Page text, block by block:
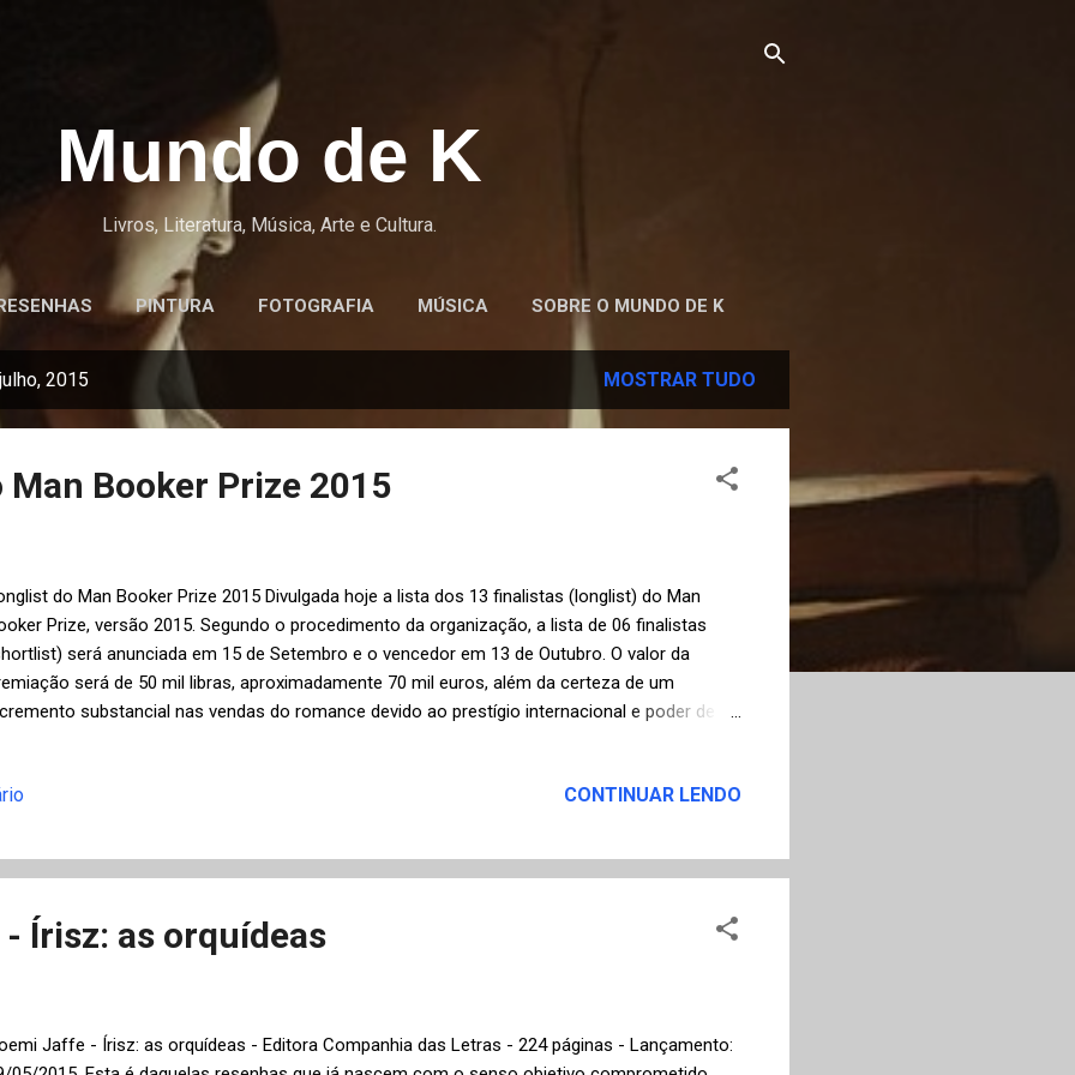
Mundo de K
Livros, Literatura, Música, Arte e Cultura.
PINTURA FOTOGRAFIA MÚSICA SOBRE O MUNDO DE K
2015 MOSTRAR TUDO
Booker Prize 2015
do Man Booker Prize 2015 Divulgada hoje a lista dos 13 finalistas (longlist) do Man
Prize, versão 2015. Segundo o procedimento da organização, a lista de 06 finalistas
será anunciada em 15 de Setembro e o vencedor em 13 de Outubro. O valor da
será de 50 mil libras, aproximadamente 70 mil euros, além da certeza de um
substancial nas vendas do romance devido ao prestígio internacional e poder de
no Reino Unido. Este ano, por exemplo, temos um jamaicano, Marlon James, selecionado
na violenta Jamaica dos anos setenta. Segue abaixo a relação completa com links para
informações sobre os autores e romances selecionados. Bill Clegg (EUA...
CONTINUAR LENDO
Írisz: as orquídeas
Jaffe - Írisz: as orquídeas - Editora Companhia das Letras - 224 páginas - Lançamento: